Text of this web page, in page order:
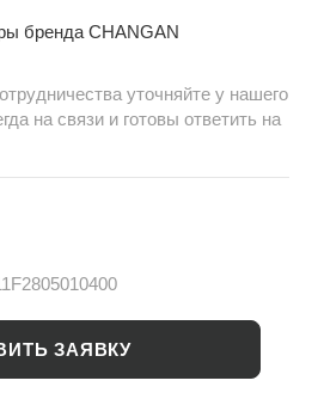
оптовых закупок на china-
бренда CHANGAN
уточняйте у нашего
на связи и готовы ответить на
ЗАЯВКУ